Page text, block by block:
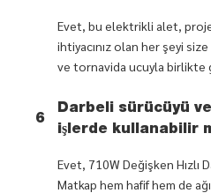
Evet, bu elektrikli alet,
ihtiyacınız olan her şeyi
ve tornavida ucuyla birlikte
6
Darbeli sürücüyü ve
işlerde kullanabilir
Evet, 710W Değişken Hızlı
Matkap hem hafif hem de